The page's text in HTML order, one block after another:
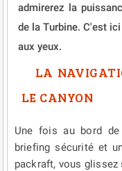
admirerez la
de la Turbine. C'est
aux yeux.
LA
LE CANYON
Une fois au bord
briefing sécurité et
packraft, vous